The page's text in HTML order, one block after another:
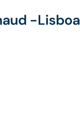
-Lisboa